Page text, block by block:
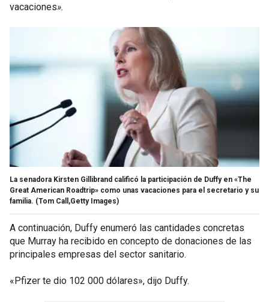
vacaciones».
La senadora Kirsten Gillibrand calificó la participación de Duffy en «The
Great American Roadtrip» como unas vacaciones para el secretario y su
familia. (Tom Call,Getty Images)
A continuación, Duffy enumeró las cantidades concretas
que Murray ha recibido en concepto de donaciones de las
principales empresas del sector sanitario.
«Pfizer te dio 102 000 dólares», dijo Duffy.